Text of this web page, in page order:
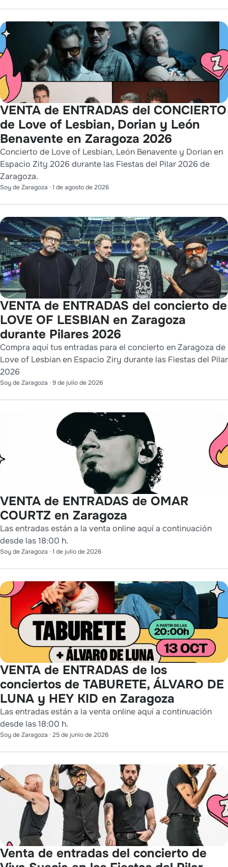
VENTA de ENTRADAS del CONCIERTO
de Love of Lesbian, Dorian y León
Benavente en Zaragoza 2026
Concierto de Love of Lesbian, León Benavente y Dorian en
Espacio Zity 2026 durante las Fiestas del Pilar 2026 de
Zaragoza.
Soy de Zaragoza · 1 de agosto de 2026
VENTA de ENTRADAS del concierto de
LOVE OF LESBIAN en Zaragoza
durante Pilares 2026
Compra aquí tus entradas para el concierto en Zaragoza de
Love of Lesbian en Espacio Ziry durante las Fiestas del Pilar
2026
Soy de Zaragoza · 9 de julio de 2026
VENTA de ENTRADAS de OMAR
COURTZ en Zaragoza
Las entradas están a la venta online aquí a continuación
desde las 18:00 h.
Soy de Zaragoza · 1 de julio de 2026
VENTA de ENTRADAS de los
conciertos de TABURETE, ÁLVARO DE
LUNA y HEY KID en Zaragoza
Las entradas están a la venta online aquí a continuación
desde las 18:00 h.
Soy de Zaragoza · 25 de junio de 2026
Venta de entradas del concierto de